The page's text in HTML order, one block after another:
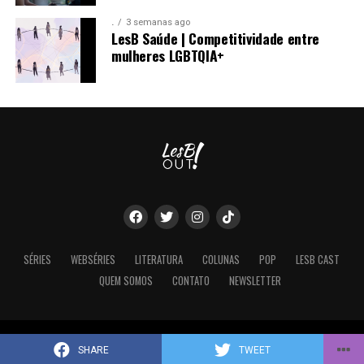
SHARE TWEET
Compartilhe isso:
Compartilhe isso:
Ver essa foto no Instagram
3 semanas ago
LesB Saúde | Competitividade entre
mulheres LGBTQIA+
SÉRIES WEBSÉRIES LITERATURA COLUNAS POP
LESB CAST
QUEM SOMOS
CONTATO NEWSLETTER
Copyright © 2022 LesB Out!. All rights reserved.